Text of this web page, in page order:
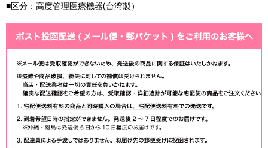
■区分：高度管理医療機器(台湾製）